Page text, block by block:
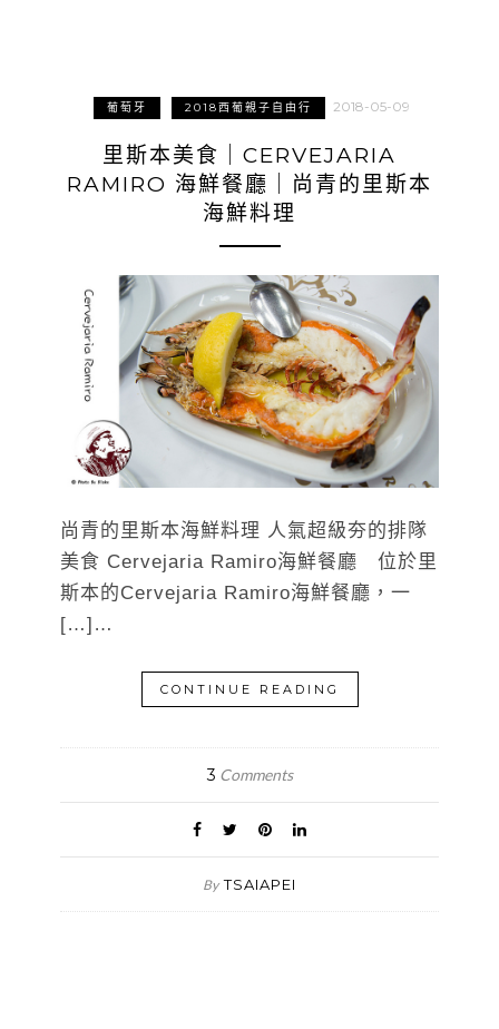
葡萄牙 2018西葡親子自由行 2018-05-09
里斯本美食｜CERVEJARIA
RAMIRO 海鮮餐廳｜尚青的里斯本
海鮮料理
尚青的里斯本海鮮料理 人氣超級夯的排隊
美食 Cervejaria Ramiro海鮮餐廳 位於里
斯本的Cervejaria Ramiro海鮮餐廳，一
[…]…
CONTINUE READING
3 Comments
By TSAIAPEI